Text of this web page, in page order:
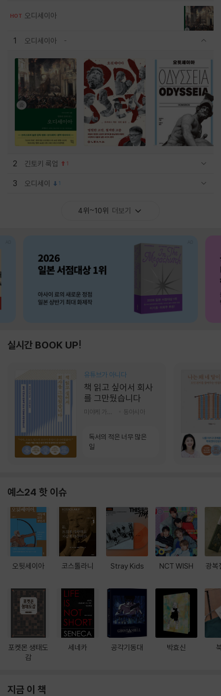
HOT 오디세이아
1 오디세이아
2 긴토키 룩업 1
3 오디세이 1
4위~10위 더보기
실시간 BOOK UP!
유튜브가 아니다
책 읽고 싶어서 회사
를 그만뒀습니다
동아시아
독서의 적은 너무 많은
일
예스24 핫 이슈
오뒷세이아
포켓몬 생태도
감
코스톨라니
세네카
Stray Kids
공각기동대
NCT WISH
박효신
광복
지금 이 책